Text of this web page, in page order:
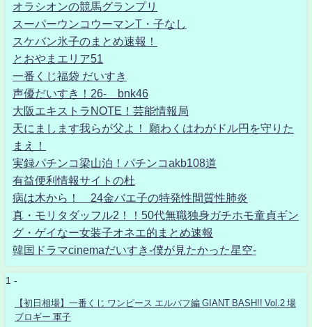
オラシオンの競馬グランプリ
スーパーウンコウーマンT・子なし
スケバン氷子のまとめ速報！
とおやまエリア51
一番くじ福袋 だいすき
声優だいすき！26- bnk46
大阪エキストラNOTE！芸能情報局
天にまします我らが父よ！ 願わくはわがドル円を守りた
まえ！
実録パチンコ梁山泊！パチンコakb108道
有益便利情報サイトの杜
病は木から！ 24金バエ子の特発性間質性肺炎
真・モリタダッフル2！！50代無職独身ガチホモ童貞ギン
グ・ゲイなー女装子オネエ的まとめ速報
韓国ドラマcinemaだいすき-僕が見たかった星空-
1 -
【初日相場】一番くじ ワンピース エルバフ編 GIANT BASH!! Vol.2 場
ブロギー 軍子